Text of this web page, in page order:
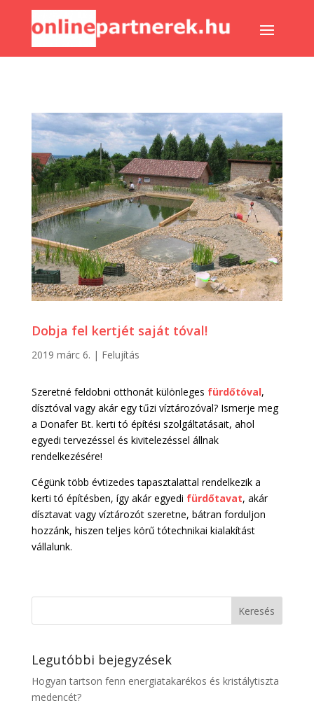
Dobja fel kertjét saját tóval!
2019 márc 6. | Felujítás
Szeretné feldobni otthonát különleges fürdőtóval,
dísztóval vagy akár egy tűzi víztározóval? Ismerje meg
a Donafer Bt. kerti tó építési szolgáltatásait, ahol
egyedi tervezéssel és kivitelezéssel állnak
rendelkezésére!
Cégünk több évtizedes tapasztalattal rendelkezik a
kerti tó építésben, így akár egyedi fürdőtavat, akár
dísztavat vagy víztározót szeretne, bátran forduljon
hozzánk, hiszen teljes körű tótechnikai kialakítást
vállalunk.
Legutóbbi bejegyzések
Hogyan tartson fenn energiatakarékos és kristálytiszta
medencét?